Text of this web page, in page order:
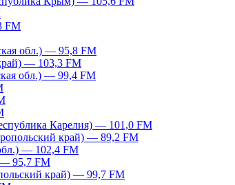
FM
обл.) — 95,8 FM
— 103,3 FM
обл.) — 99,4 FM
Карелия) — 101,0 FM
край) — 89,2 FM
— 102,4 FM
95,7 FM
край) — 99,7 FM